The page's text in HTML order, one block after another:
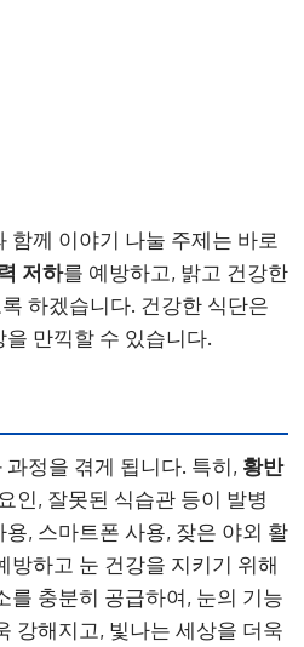
함께 이야기 나눌 주제는 바로
저하를 예방하고, 밝고 건강한
하겠습니다. 건강한 식단은
만끽할 수 있습니다.
정을 겪게 됩니다. 특히, 황반
인, 잘못된 식습관 등이 발병
, 스마트폰 사용, 잦은 야외 활
방하고 눈 건강을 지키기 위해
를 충분히 공급하여, 눈의 기능
강해지고, 빛나는 세상을 더욱